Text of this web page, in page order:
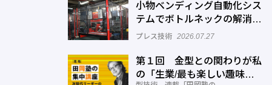
小物ベンディング自動化シス
テムでボトルネックの解消へ
─正幸産業
プレス技術 2026.07.27
第１回 金型との関わりが私
の「生業/最も楽しい趣味」